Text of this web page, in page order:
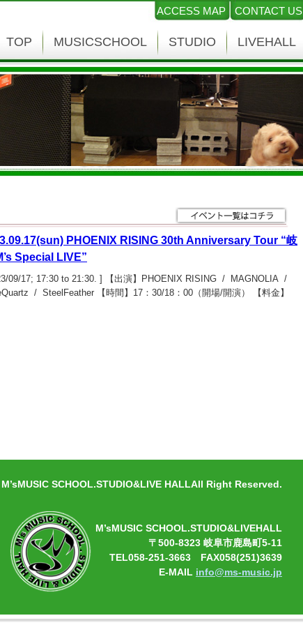
ACCESS MAP CONTACT US
TOP MUSICSCHOOL STUDIO LIVEHALL
PHOENIX RISING 30th Anniversary Tour “岐
Special LIVE”
09/17; 17:30 to 21:30. ] 【出演】PHOENIX RISING / MAGNOLIA /
/ SteelFeather 【時間】17：30/18：00（開場/開演） 【料金】
SCHOOL.STUDIO&LIVE HALLAll Right Reserved.
M’sMUSIC SCHOOL.STUDIO&LIVEHALL
〒500-8323 岐阜市鹿島町5-11
TEL058-251-3663 FAX058(251)3639
E-MAIL info@ms-music.jp